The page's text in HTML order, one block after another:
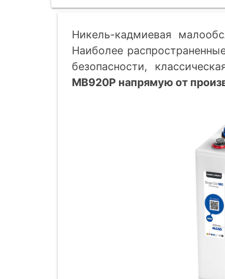
Никель-кадмиевая
Наиболее
безопасности,
MB920P напрямую от